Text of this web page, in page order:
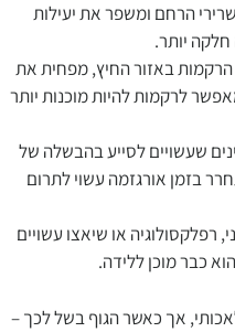
הרחם ומשפר את יעילות
יותר.
הרקמות באזור החיץ, מפחית את
לרקמות להיות מוכנות יותר
שעשויים לסייע בהבשלה של
בזמן אורגזמה עשוי לתרום
רפלקסולוגיה או שיאצו עשויים
כבר מוכן ללידה.
אך כאשר הגוף בשל לכך –